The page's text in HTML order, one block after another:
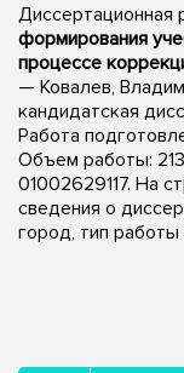
Диссертационная
формирования
процессе
— Ковалев,
кандидатская
Работа
Объем работы: 213
01002629117. На
сведения о
город, тип